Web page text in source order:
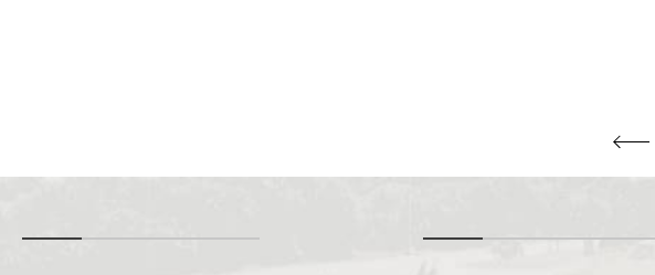
點